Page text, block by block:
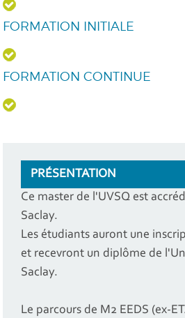
FORMATION INITIALE
FORMATION CONTINUE
PRÉSENTATION
Ce master de l'UVSQ est
Saclay.
Les étudiants auront une
et recevront un diplôme de
Saclay.
Le parcours de M2 EEDS (ex-